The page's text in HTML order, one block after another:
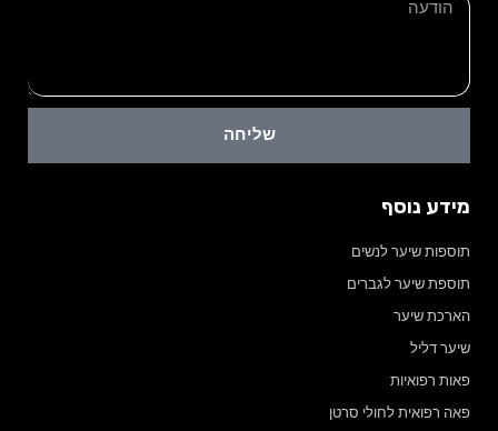
שליחה
מידע נוסף
תוספות שיער לנשים
תוספת שיער לגברים
הארכת שיער
שיער דליל
פאות רפואיות
פאה רפואית לחולי סרטן